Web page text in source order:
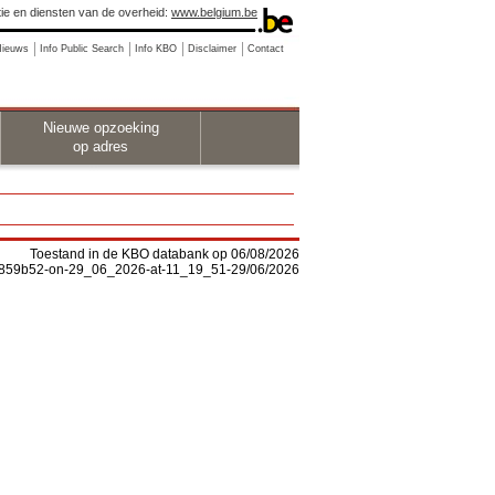
en diensten van de overheid: www.belgium.be
Info Public Search Info KBO Disclaimer Contact
Nieuwe opzoeking
op adres
Toestand in de KBO databank op 06/08/2026
on-29_06_2026-at-11_19_51-29/06/2026